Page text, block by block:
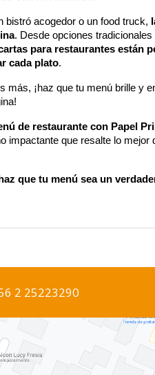
bistró acogedor o un food truck,
. Desde opciones
para restaurantes están
cada plato.
más, ¡haz que tu menú brille y
de restaurante con Papel
impactante que resalte lo mejor
que tu menú sea un
2 25223290